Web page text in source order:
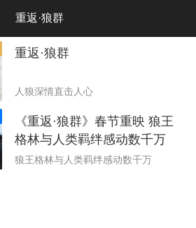
重返·狼群
重返·狼群
人狼深情直击人心
《重返·狼群》春节重映 狼王
格林与人类羁绊感动数千万
狼王格林与人类羁绊感动数千万